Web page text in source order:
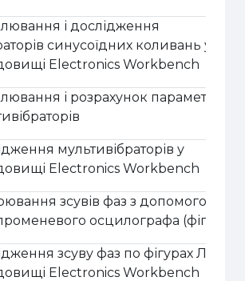
і дослідження
ів синусоїдних коливань у
Electronics Workbench
і розрахунок параметрів
мультивібраторів у
Electronics Workbench
зсувів фаз з допомогою
осцилографа (фігури
зсуву фаз по фігурах
Electronics Workbench